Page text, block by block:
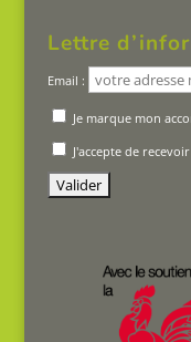
Lettre
Email :
Je marque mon
J'accepte de